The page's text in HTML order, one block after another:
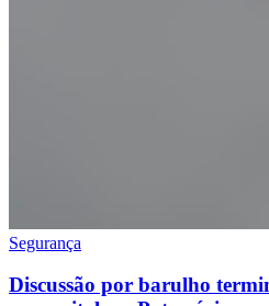
Segurança
Discussão por barulho